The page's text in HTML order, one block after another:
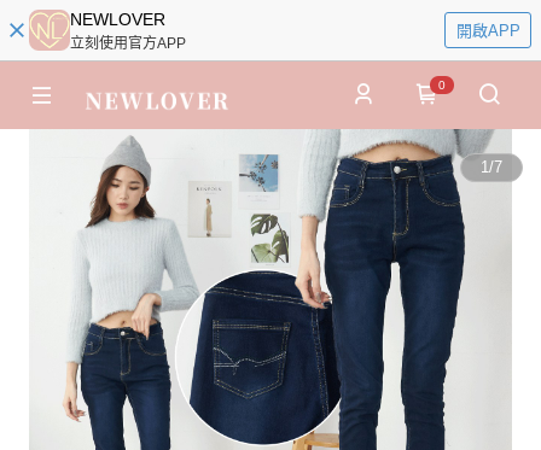
NEWLOVER
立刻使用官方APP
開啟APP
0
1/7